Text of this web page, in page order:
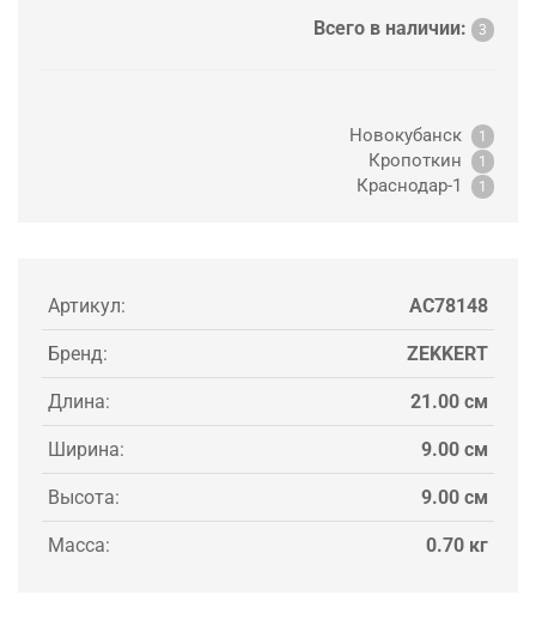
Всего в наличии: 3
Новокубанск 1
Кропоткин 1
Краснодар-1 1
Артикул: AC78148
Бренд: ZEKKERT
Длина: 21.00 см
Ширина: 9.00 см
Высота: 9.00 см
Масса: 0.70 кг